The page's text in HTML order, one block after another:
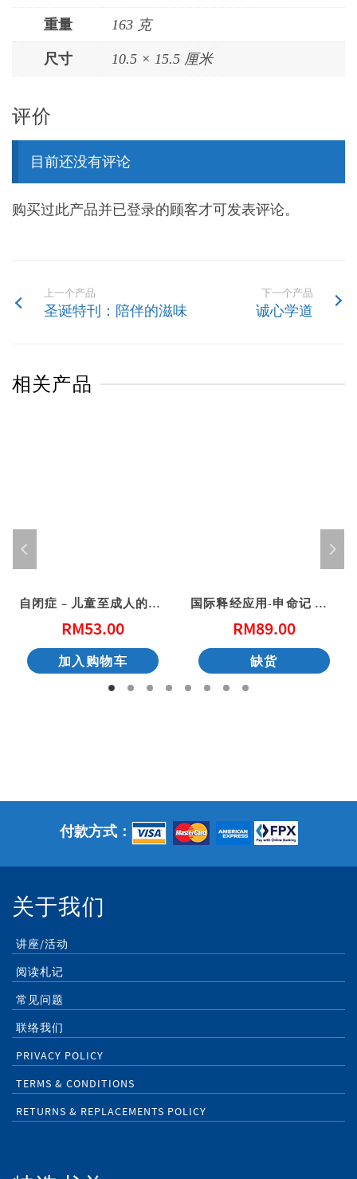
重量 163 克
尺寸 10.5 × 15.5 厘米
评价
目前还没有评论
购买过此产品并已登录的顾客才可发表评论。
上一个产品
圣诞特刊：陪伴的滋味
下一个产品
诚心学道
相关产品
自闭症 – 儿童至成人的支援
RM53.00
加入购物车
国际释经应用-申命记 上（简体）
RM89.00
缺货
付款方式：
关于我们
讲座/活动
阅读札记
常见问题
联络我们
PRIVACY POLICY
TERMS & CONDITIONS
RETURNS & REPLACEMENTS POLICY